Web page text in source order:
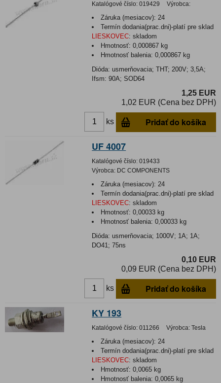
Katalógové číslo: 019429 Výrobca:
Záruka (mesiacov): 24
Termín dodania(prac.dni)-platí pre sklad
LIESKOVEC: skladom
Hmotnosť:0,000867 kg
Hmotnosť balenia:0,000867 kg
Dióda: usmerňovacia; THT; 200V; 3,5A;
Ifsm: 90A; SOD64
1,25 EUR
1,02 EUR (Cena bez DPH)
ks Pridať do košíka
UF 4007
Katalógové číslo: 019433
Výrobca: DC COMPONENTS
Záruka (mesiacov): 24
Termín dodania(prac.dni)-platí pre sklad
LIESKOVEC: skladom
Hmotnosť:0,00033 kg
Hmotnosť balenia:0,00033 kg
Dióda: usmerňovacia; 1000V; 1A; 1A;
DO41; 75ns
0,10 EUR
0,09 EUR (Cena bez DPH)
ks Pridať do košíka
KY 193
Katalógové číslo: 011266 Výrobca: Tesla
Záruka (mesiacov): 24
Termín dodania(prac.dni)-platí pre sklad
LIESKOVEC: skladom
Hmotnosť:0,0065 kg
Hmotnosť balenia:0,0065 kg